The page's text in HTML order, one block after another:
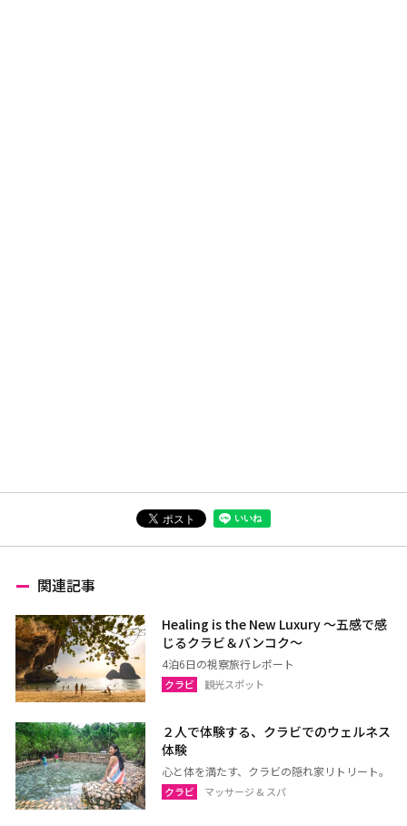
関連記事
Healing is the New Luxury ～五感で感
じるクラビ＆バンコク～
4泊6日の視察旅行レポート
クラビ 観光スポット
２人で体験する、クラビでのウェルネス
体験
心と体を満たす、クラビの隠れ家リトリート。
クラビ マッサージ & スパ